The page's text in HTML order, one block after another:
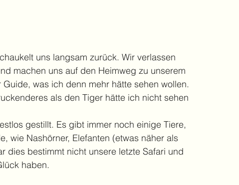
uns langsam zurück. Wir verlassen
machen uns auf den Heimweg zu unserem
was ich denn mehr hätte sehen wollen.
als den Tiger hätte ich nicht sehen
gestillt. Es gibt immer noch einige Tiere,
wie Nashörner, Elefanten (etwas näher als
dies bestimmt nicht unsere letzte Safari und
haben.